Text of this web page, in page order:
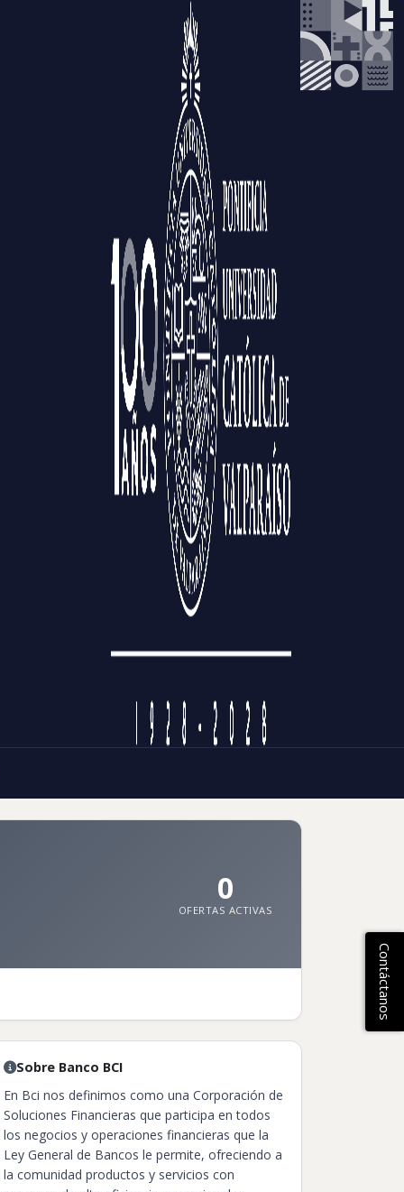
0
OFERTAS ACTIVAS
Sobre Banco BCI
En Bci nos definimos como una Corporación de
Soluciones Financieras que participa en todos
los negocios y operaciones financieras que la
Ley General de Bancos le permite, ofreciendo a
la comunidad productos y servicios con
Contáctanos